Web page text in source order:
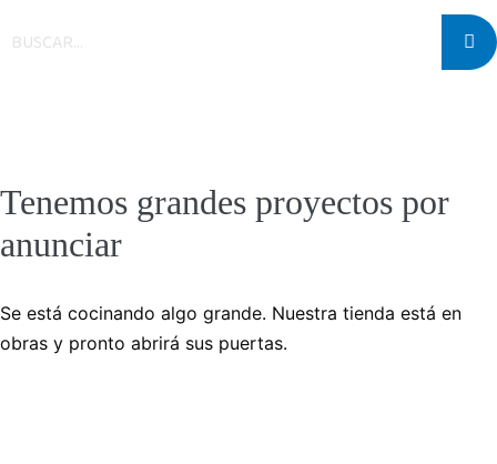
Tenemos grandes proyectos por
anunciar
Se está cocinando algo grande. Nuestra tienda está en
obras y pronto abrirá sus puertas.